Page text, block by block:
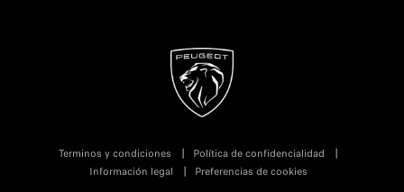
Terminos y condiciones
Política de confidencialidad
Información legal
Preferencias de cookies